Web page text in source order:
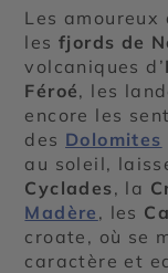
Les
lesfjords de
volcaniques d’
Féroé, les
encore les
des Dolomites
au soleil,
Cyclades, la
Madère , les
croate, où se
caractère et